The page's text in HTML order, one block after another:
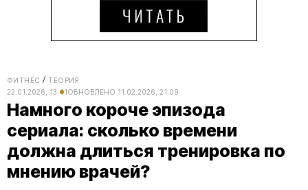
ФИТНЕС
ТЕОРИЯ
22.01.2026, 13:41ОБНОВЛЕНО 11.02.2026, 21:09
Намного короче эпизода
сериала: сколько времени
должна длиться тренировка по
мнению врачей?